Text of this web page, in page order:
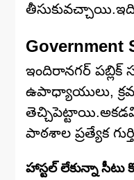
తీసుకువచ్చాయి.ఇది
ఇందిరానగర్ పబ్లిక్
ఉపాధ్యాయులు,
పాఠశాల ప్రత్యేక
హాస్టల్ లేకున్నా సీటు